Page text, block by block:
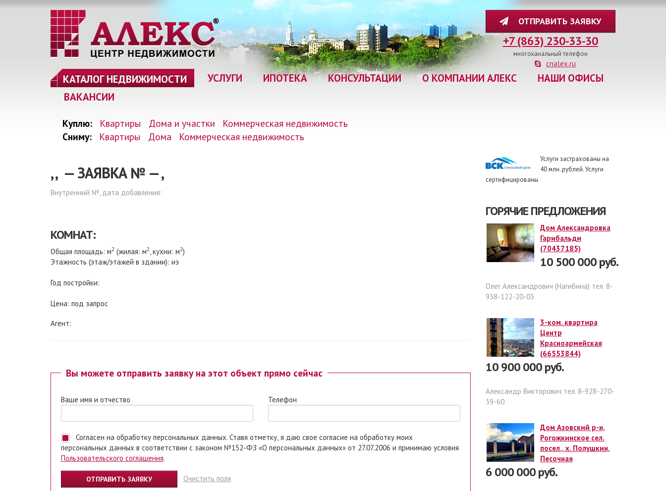
ОТПРАВИТЬ ЗАЯВКУ
+7 (863) 230-33-30
многоканальный телефон
cnalex.ru
КАТАЛОГ НЕДВИЖИМОСТИ УСЛУГИ ИПОТЕКА КОНСУЛЬТАЦИИ О КОМПАНИИ АЛЕКС
НАШИ ОФИСЫ
ВАКАНСИИ
Куплю: Квартиры Дома и участки
Коммерческая недвижимость
Сниму:
Квартиры Дома Коммерческая недвижимость
, , — ЗАЯВКА № —,
Внутренний №, дата добавления:
КОМНАТ:
Общая площадь: м2 (жилая: м2, кухни: м2)
Этажность (этаж/этажей в здании): из
Год постройки:
Цена: под запрос
Агент:
Вы можете отправить заявку на этот объект прямо сейчас
Ваше имя и отчество Телефон
Согласен на обработку персональных данных. Ставя отметку, я даю свое согласие на обработку моих
персональных данных в соответствии с законом №152-ФЗ «О персональных данных» от 27.07.2006 и принимаю условия
Пользовательского соглашения.
Очистить поля
Услуги застрахованы на
40 млн. рублей. Услуги
сертифицированы.
ГОРЯЧИЕ ПРЕДЛОЖЕНИЯ
Дом Александровка
Гарибальди
(70437185)
10 500 000 руб.
Олег Александрович (Нагибина) тел. 8-
938-122-20-03
3-ком. квартира
Центр
Красноармейская
(66553844)
10 900 000 руб.
Александр Викторович тел. 8-928-270-
39-60
Дом Азовский р-н,
Рогожкинское сел.
посел., х. Полушкин,
Песочная
6 000 000 руб.